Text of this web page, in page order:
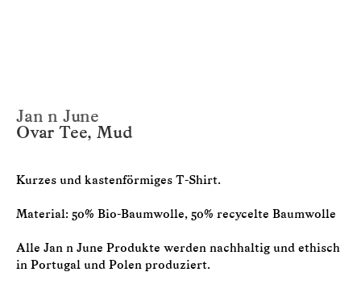
Jan n June
Ovar Tee, Mud
Kurzes und kastenförmiges T-Shirt.
Material: 50% Bio-Baumwolle, 50% recycelte Baumwolle
Alle Jan n June Produkte werden nachhaltig und ethisch
in Portugal und Polen produziert.